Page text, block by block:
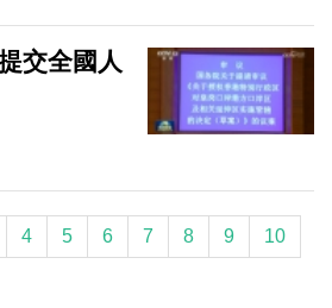
交全國人
4 5 6 7 8 9 10